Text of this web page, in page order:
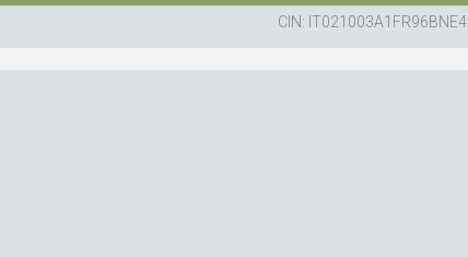
CIN: IT021003A1FR96BNE4